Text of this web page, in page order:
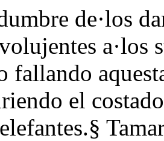
de·los
a·los
fallando
el